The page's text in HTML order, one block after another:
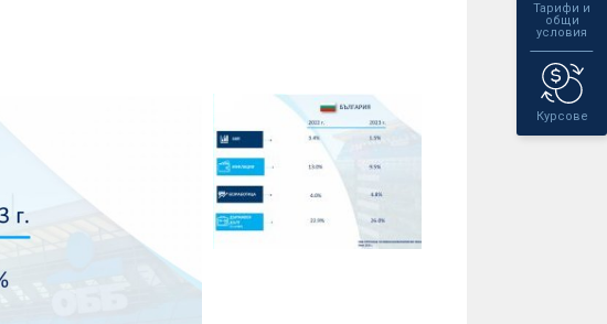
Тарифи и
общи
условия
Курсове